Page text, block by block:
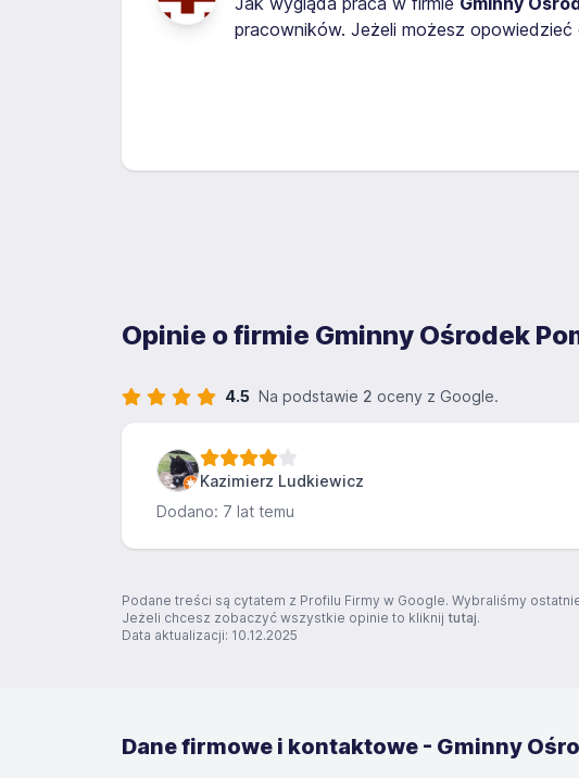
pracowników. Jeżeli możesz
Opinie o firmie Gminny Ośrodek
4.5 Na podstawie 2 oceny z Google.
Kazimierz Ludkiewicz
Dodano: 7 lat temu
Podane treści są cytatem z Profilu Firmy w Google. Wybraliśmy
Jeżeli chcesz zobaczyć wszystkie opinie to kliknij tutaj.
Data aktualizacji: 10.12.2025
Dane firmowe i kontaktowe - Gminny